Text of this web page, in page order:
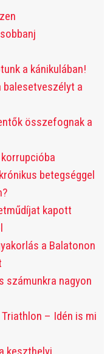
a kánikulában!
a
összefognak a
betegséggel
kapott
a Balatonon
számunkra nagyon
– Idén is mi